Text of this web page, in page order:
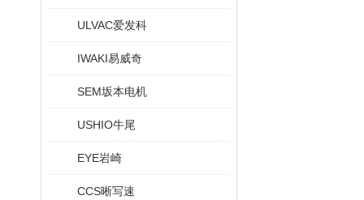
ULVAC爱发科
IWAKI易威奇
SEM坂本电机
USHIO牛尾
EYE岩崎
CCS晰写速